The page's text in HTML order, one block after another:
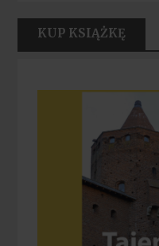
KUP KSIĄŻKĘ